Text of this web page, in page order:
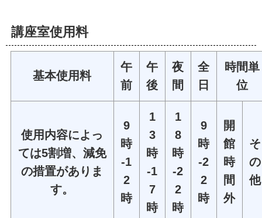
講座室使用料
基本使用料
午
前
午
後
夜
間
全
日
時間単
位
使用内容によっ
ては5割増、減免
の措置がありま
す。
9
時
-1
2
時
1
3
時
-1
7
時
1
8
時
-2
2
時
9
時
-2
2
時
開
館
時
間
外
そ
の
他